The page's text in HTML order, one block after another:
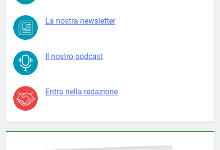
La nostra newsletter
Il nostro podcast
Entra nella redazione